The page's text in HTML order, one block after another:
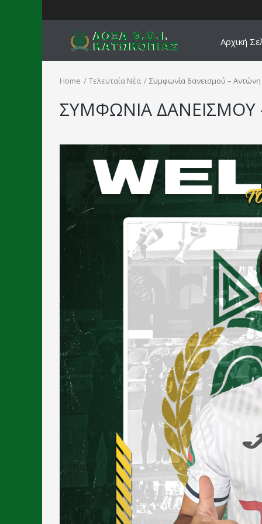
Αρχική
Home Τελευταία Νέα Συμφωνία δανεισμού –
ΣΥΜΦΩΝΙΑ